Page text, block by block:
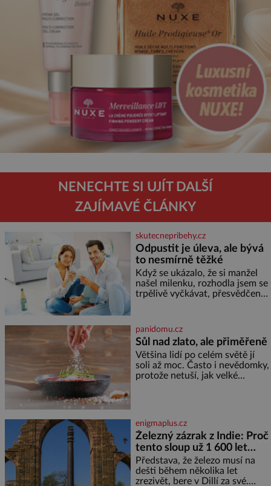
NENECHTE SI UJÍT DALŠÍ
ZAJÍMAVÉ ČLÁNKY
skutecnepribehy.cz
Odpustit je úleva, ale bývá
to nesmírně těžké
Když se ukázalo, že si manžel
našel milenku, rozhodla jsem se
trpělivě vyčkávat, přesvědčena,
nejtěžších věcí na světě. Ale
každý, kdo s tím má nějaké
zkušenosti, se zapřísahá, že
pokud odpustíte, znatelně se
vám uleví. Když se ke mně
doneslo, že si manžel pořídil
panidomu.cz
Sůl nad zlato, ale přiměřeně
Většina lidí po celém světě jí
soli až moc. Často i nevědomky,
protože netuší, jak velké
sladkých. Sůl je zdravá Ale v
ani ne třetinovém množství, než
je pro většinu populace běžné.
Její základní složky– sodík a
chlór – jsou zásadní pro
správné hospodaření
enigmaplus.cz
Železný zázrak z Indie: Proč
tento sloup už 1 600 let
nezná rez?
Představa, že železo musí na
dešti během několika let
zrezivět, bere v Dillí za své.